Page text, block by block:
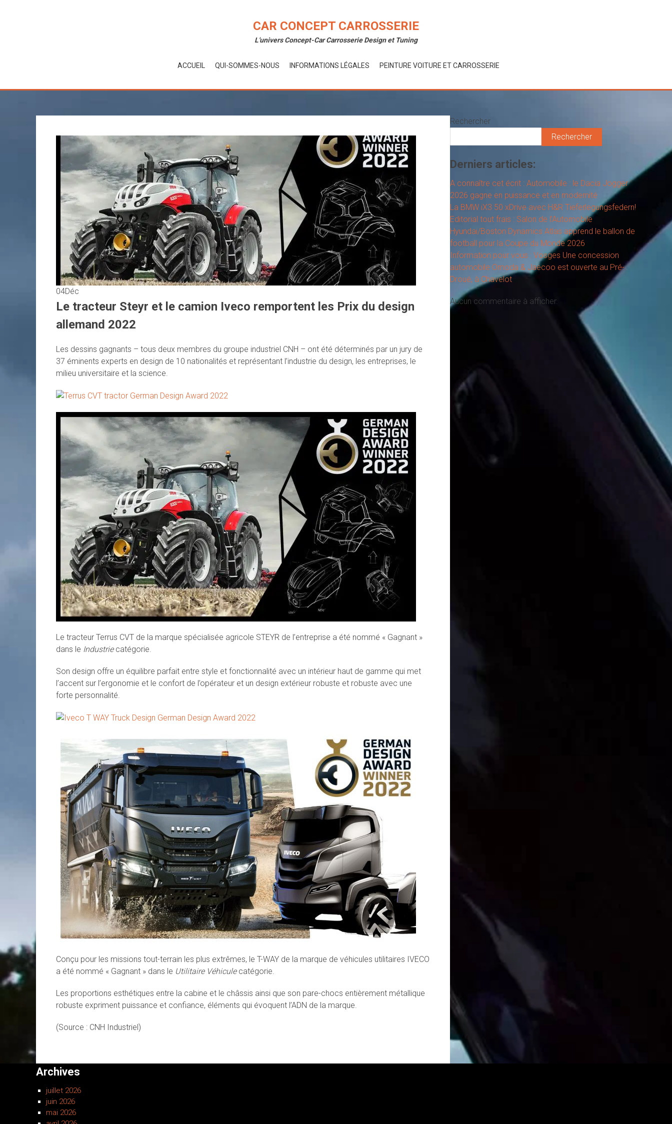
CAR CONCEPT CARROSSERIE
L'univers Concept-Car Carrosserie Design et Tuning
ACCUEIL QUI-SOMMES-NOUS INFORMATIONS LÉGALES PEINTURE VOITURE ET CARROSSERIE
04Déc
Le tracteur Steyr et le camion Iveco remportent les Prix du design
allemand 2022
Les dessins gagnants – tous deux membres du groupe industriel CNH – ont été déterminés par un jury de
37 éminents experts en design de 10 nationalités et représentant l’industrie du design, les entreprises, le
milieu universitaire et la science.
Le tracteur Terrus CVT de la marque spécialisée agricole STEYR de l’entreprise a été nommé « Gagnant »
dans le Industriecatégorie.
Son design offre un équilibre parfait entre style et fonctionnalité avec un intérieur haut de gamme qui met
l’accent sur l’ergonomie et le confort de l’opérateur et un design extérieur robuste et robuste avec une
forte personnalité.
Conçu pour les missions tout-terrain les plus extrêmes, le T-WAY de la marque de véhicules utilitaires IVECO
a été nommé « Gagnant » dans le Utilitaire Véhicule catégorie.
Les proportions esthétiques entre la cabine et le châssis ainsi que son pare-chocs entièrement métallique
robuste expriment puissance et confiance, éléments qui évoquent l’ADN de la marque.
(Source : CNH Industriel)
Rechercher
Rechercher
Derniers articles:
A connaître cet écrit : Automobile : le Dacia Jogger
2026 gagne en puissance et en modernité
La BMW iX3 50 xDrive avec H&R Tieferlegungsfedern!
Editorial tout frais : Salon de l’Automobile
Hyundai/Boston Dynamics Atlas apprend le ballon de
football pour la Coupe du Monde 2026
Information pour vous : Vosges Une concession
automobile Omoda & Jaecoo est ouverte au Pré-
Droué, à Chavelot
Aucun commentaire à afficher.
Archives
juillet 2026
juin 2026
mai 2026